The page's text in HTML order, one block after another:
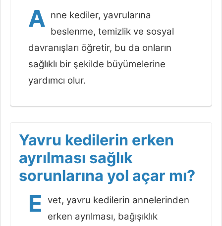
A nne kediler, yavrularına
beslenme, temizlik ve sosyal
davranışları öğretir, bu da onların
sağlıklı bir şekilde büyümelerine
yardımcı olur.
Yavru kedilerin erken
ayrılması sağlık
sorunlarına yol açar mı?
E vet, yavru kedilerin annelerinden
erken ayrılması, bağışıklık